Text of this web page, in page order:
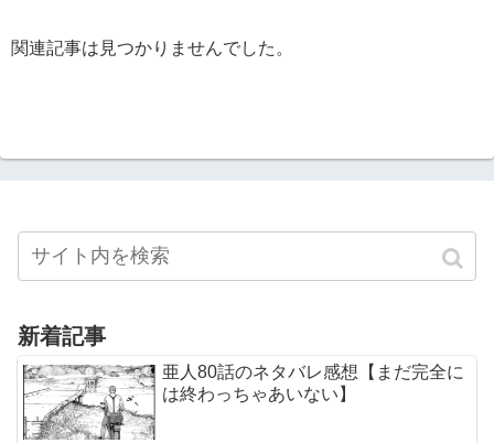
関連記事は見つかりませんでした。
新着記事
亜人80話のネタバレ感想【まだ完全に
は終わっちゃあいない】